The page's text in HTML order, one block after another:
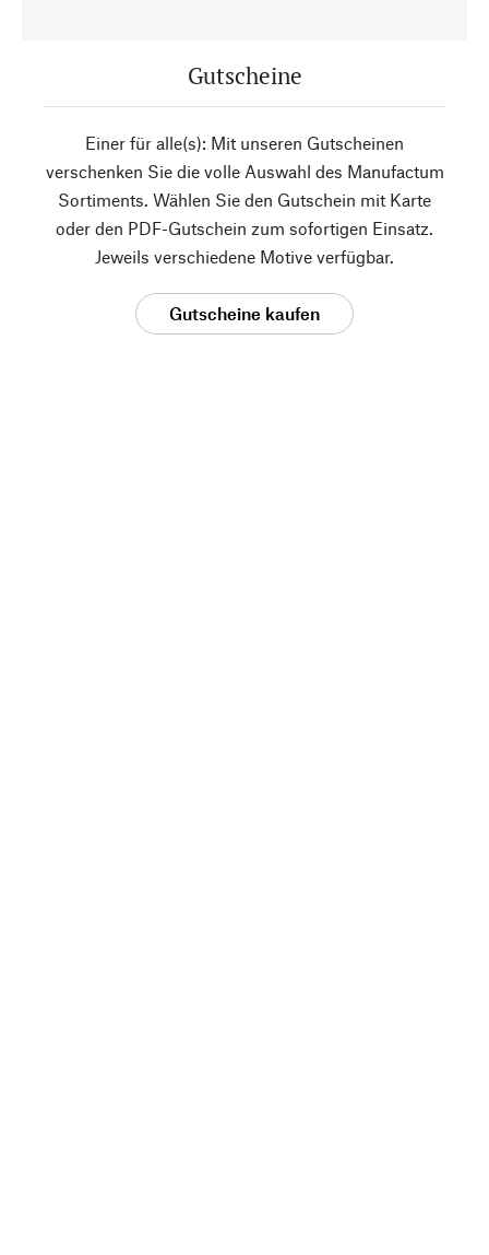
Gutscheine
Einer für alle(s): Mit unseren Gutscheinen
verschenken Sie die volle Auswahl des Manufactum
Sortiments. Wählen Sie den Gutschein mit Karte
oder den PDF-Gutschein zum sofortigen Einsatz.
Jeweils verschiedene Motive verfügbar.
Gutscheine kaufen